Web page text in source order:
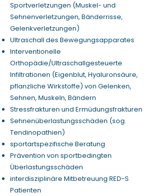
Sportverletzungen (Muskel- und
Sehnenverletzungen, Bänderrisse,
Gelenkverletzungen)
Ultraschall des Bewegungsapparates
Interventionelle
Orthopädie/Ultraschallgesteuerte
Infiltrationen (Eigenblut, Hyaluronsäure,
pflanzliche Wirkstoffe) von Gelenken,
Sehnen, Muskeln, Bändern
Stressfrakturen und Ermüdungsfrakturen
Sehnenüberlastungsschäden (sog.
Tendinopathien)
sportartspezifische Beratung
Prävention von sportbedingten
Überlastungsschäden
interdisziplinäre Mitbetreuung RED-S
Patienten